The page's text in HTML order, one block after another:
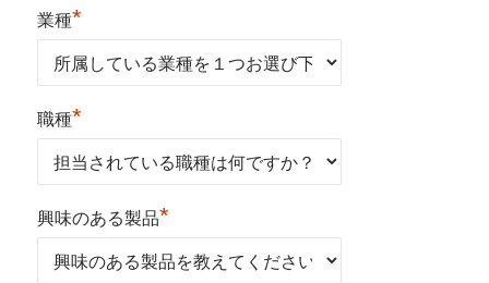
業種*
職種*
興味のある製品*